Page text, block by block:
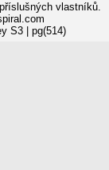
vlastníků.
S3 | pg(514)